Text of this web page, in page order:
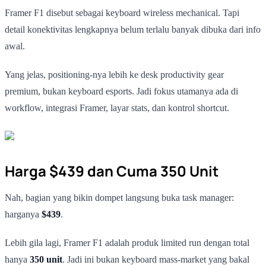
Framer F1 disebut sebagai keyboard wireless mechanical. Tapi
detail konektivitas lengkapnya belum terlalu banyak dibuka dari info
awal.
Yang jelas, positioning-nya lebih ke desk productivity gear
premium, bukan keyboard esports. Jadi fokus utamanya ada di
workflow, integrasi Framer, layar stats, dan kontrol shortcut.
Harga $439 dan Cuma 350 Unit
Nah, bagian yang bikin dompet langsung buka task manager:
harganya $439.
Lebih gila lagi, Framer F1 adalah produk limited run dengan total
hanya 350 unit. Jadi ini bukan keyboard mass-market yang bakal